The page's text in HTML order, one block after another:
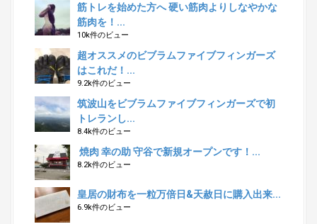
筋トレを始めた方へ 硬い筋肉よりしなやかな
筋肉を！...
10k件のビュー
超オススメのビブラムファイブフィンガーズ
はこれだ！...
9.2k件のビュー
筑波山をビブラムファイブフィンガーズで初
トレランし...
8.4k件のビュー
焼肉 幸の助 守谷で新規オープンです！...
8.2k件のビュー
皇居の財布を一粒万倍日&天赦日に購入出来...
6.9k件のビュー